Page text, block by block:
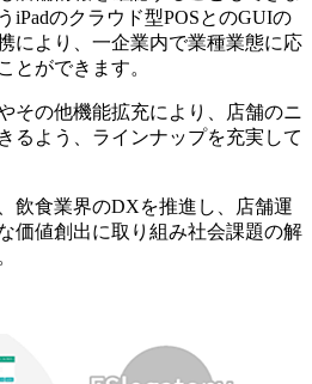
iPadのクラウド型POSとのGUIの
により、一企業内で業種業態に応
とができます。
その他機能拡充により、店舗のニ
るよう、ラインナップを充実して
飲食業界のDXを推進し、店舗運
価値創出に取り組み社会課題の解